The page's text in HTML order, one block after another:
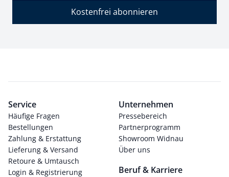
Kostenfrei abonnieren
Service
Häufige Fragen
Bestellungen
Zahlung & Erstattung
Lieferung & Versand
Retoure & Umtausch
Login & Registrierung
Unternehmen
Pressebereich
Partnerprogramm
Showroom Widnau
Über uns
Beruf & Karriere